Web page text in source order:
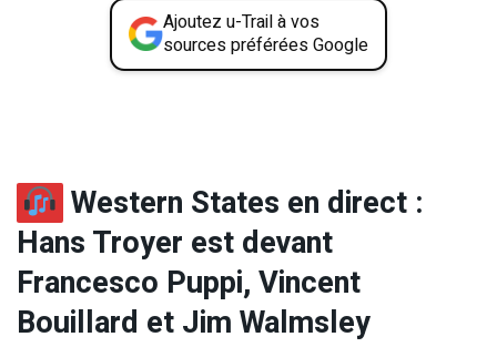
Ajoutez u-Trail à vos
sources préférées Google
Western States en direct :
Hans Troyer est devant
Francesco Puppi, Vincent
Bouillard et Jim Walmsley